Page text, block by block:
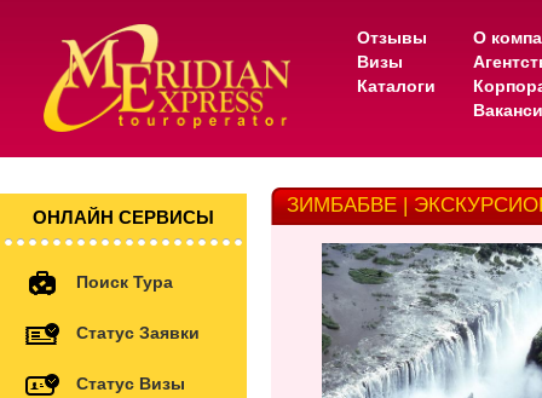
Отзывы
Визы
Каталоги
О
ОНЛАЙН СЕРВИСЫ
Поиск Тура
Статус Заявки
Статус Визы
ЗИМБАБВЕ |